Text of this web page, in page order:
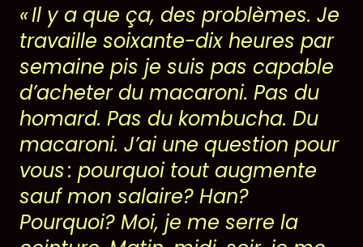
«Il y a que ça, des problèmes. Je
travaille soixante-dix heures par
semaine pisje suis pas capable
d’acheter du macaroni. Pas du
homard. Pas du kombucha. Du
macaroni. J’ai une question pour
vous : pourquoi tout augmente
sauf mon salaire? Han?
Pourquoi? Moi, je me serre la